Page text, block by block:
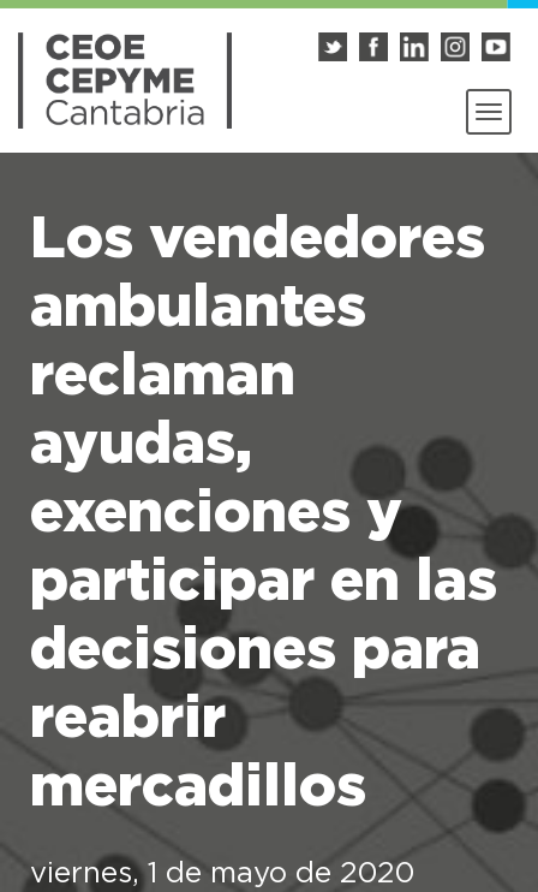
Los vendedores
ambulantes
reclaman
ayudas,
exenciones y
participar en las
decisiones para
reabrir
mercadillos
viernes, 1 de mayo de 2020